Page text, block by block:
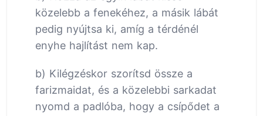
közelebb a fenekéhez, a másik lábát
pedig nyújtsa ki, amíg a térdénél
enyhe hajlítást nem kap.
b) Kilégzéskor szorítsd össze a
farizmaidat, és a közelebbi sarkadat
nyomd a padlóba, hogy a csípődet a